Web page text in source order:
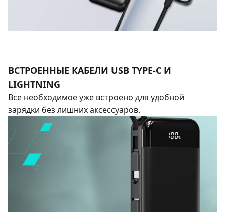
ВСТРОЕННЫЕ КАБЕЛИ USB TYPE-C И
LIGHTNING
Все необходимое уже встроено для удобной
зарядки без лишних аксессуаров.